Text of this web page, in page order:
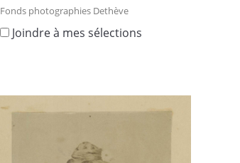
Fonds photographies Dethève
Joindre à mes sélections